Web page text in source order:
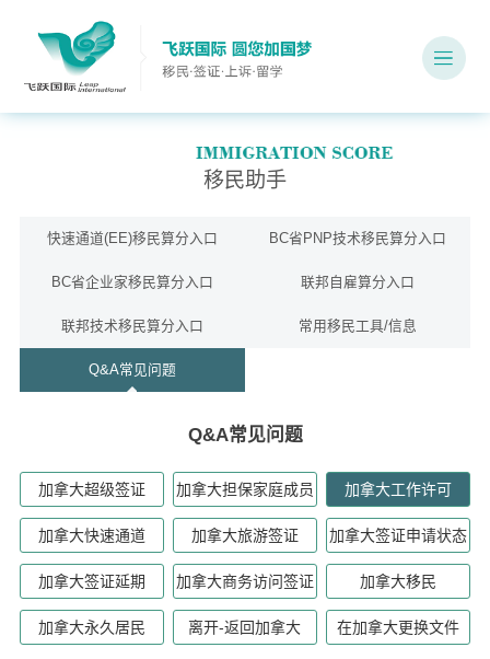
移民助手
快速通道(EE)移民算分入口 BC省PNP技术移民算分入口
BC省企业家移民算分入口 联邦自雇算分入口
联邦技术移民算分入口 常用移民工具/信息
Q&A常见问题
Q&A常见问题
加拿大超级签证 加拿大担保家庭成员 加拿大工作许可
加拿大快速通道 加拿大旅游签证 加拿大签证申请状态
加拿大签证延期 加拿大商务访问签证 加拿大移民
加拿大永久居民 离开-返回加拿大 在加拿大更换文件